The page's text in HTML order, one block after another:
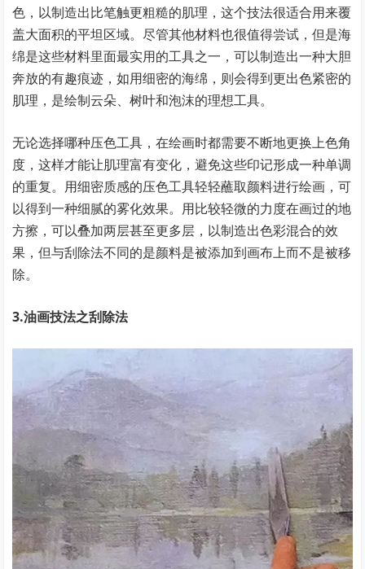
色，以制造出比笔触更粗糙的肌理，这个技法很适合用来覆
盖大面积的平坦区域。尽管其他材料也很值得尝试，但是海
绵是这些材料里面最实用的工具之一，可以制造出一种大胆
奔放的有趣痕迹，如用细密的海绵，则会得到更出色紧密的
肌理，是绘制云朵、树叶和泡沫的理想工具。
无论选择哪种压色工具，在绘画时都需要不断地更换上色角
度，这样才能让肌理富有变化，避免这些印记形成一种单调
的重复。用细密质感的压色工具轻轻蘸取颜料进行绘画，可
以得到一种细腻的雾化效果。用比较轻微的力度在画过的地
方擦，可以叠加两层甚至更多层，以制造出色彩混合的效
果，但与刮除法不同的是颜料是被添加到画布上而不是被移
除。
3.油画技法之刮除法